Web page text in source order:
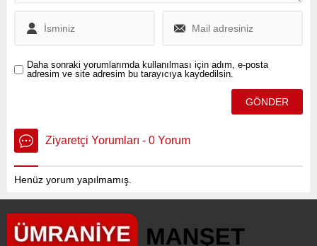
Daha sonraki yorumlarımda kullanılması için adım, e-posta
adresim ve site adresim bu tarayıcıya kaydedilsin.
Ziyaretçi Yorumları - 0 Yorum
Henüz yorum yapılmamış.